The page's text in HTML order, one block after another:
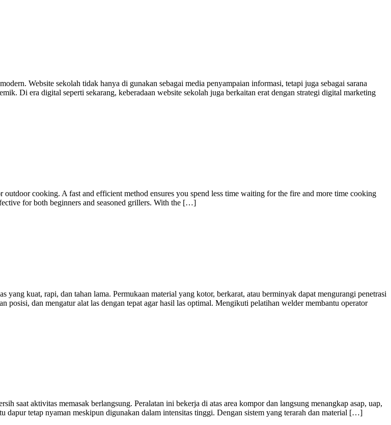
Website sekolah tidak hanya di gunakan sebagai media penyampaian informasi, tetapi juga sebagai sarana
Di era digital seperti sekarang, keberadaan website sekolah juga berkaitan erat dengan strategi digital marketing
cooking. A fast and efficient method ensures you spend less time waiting for the fire and more time cooking
for both beginners and seasoned grillers. With the […]
yang kuat, rapi, dan tahan lama. Permukaan material yang kotor, berkarat, atau berminyak dapat mengurangi penetrasi
posisi, dan mengatur alat las dengan tepat agar hasil las optimal. Mengikuti pelatihan welder membantu operator
saat aktivitas memasak berlangsung. Peralatan ini bekerja di atas area kompor dan langsung menangkap asap, uap,
dapur tetap nyaman meskipun digunakan dalam intensitas tinggi. Dengan sistem yang terarah dan material […]